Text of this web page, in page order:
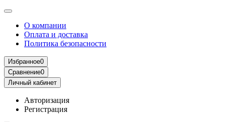
О компании
Оплата и доставка
Политика безопасности
Избранное0
Сравнение0
Личный кабинет
Авторизация
Регистрация